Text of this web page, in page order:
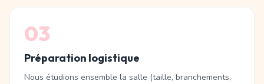
03
Préparation logistique
Nous étudions ensemble la salle (taille, branchements,